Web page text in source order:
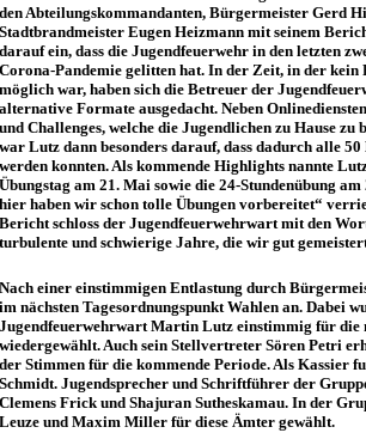
den Abteilungskommandanten, Bürgermeister Gerd
Stadtbrandmeister Eugen Heizmann mit seinem
darauf ein, dass die Jugendfeuerwehr in den letzten
Corona-Pandemie gelitten hat. In der Zeit, in der kein
möglich war, haben sich die Betreuer der
alternative Formate ausgedacht. Neben
und Challenges, welche die Jugendlichen zu Hause zu
war Lutz dann besonders darauf, dass dadurch alle
werden konnten. Als kommende Highlights nannte
Übungstag am 21. Mai sowie die 24-Stundenübung
hier haben wir schon tolle Übungen vorbereitet“
Bericht schloss der Jugendfeuerwehrwart mit den
turbulente und schwierige Jahre, die wir gut
Nach einer einstimmigen Entlastung durch
im nächsten Tagesordnungspunkt Wahlen an. Dabei
Jugendfeuerwehrwart Martin Lutz einstimmig für die
wiedergewählt. Auch sein Stellvertreter Sören Petri
der Stimmen für die kommende Periode. Als Kassier
Schmidt. Jugendsprecher und Schriftführer der
Clemens Frick und Shajuran Sutheskamau. In der
Leuze und Maxim Miller für diese Ämter gewählt.